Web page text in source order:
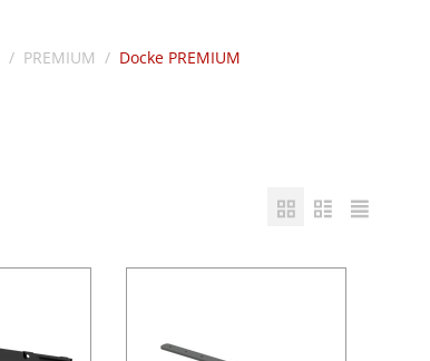
/ PREMIUM / Docke PREMIUM